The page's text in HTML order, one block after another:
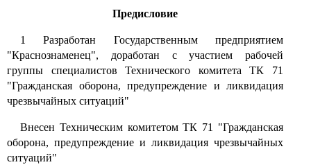
Предисловие
1 Разработан Государственным предприятием
"Краснознаменец", доработан с участием рабочей
группы специалистов Технического комитета ТК 71
"Гражданская оборона, предупреждение и ликвидация
чрезвычайных ситуаций"
Внесен Техническим комитетом ТК 71 "Гражданская
оборона, предупреждение и ликвидация чрезвычайных
ситуаций"